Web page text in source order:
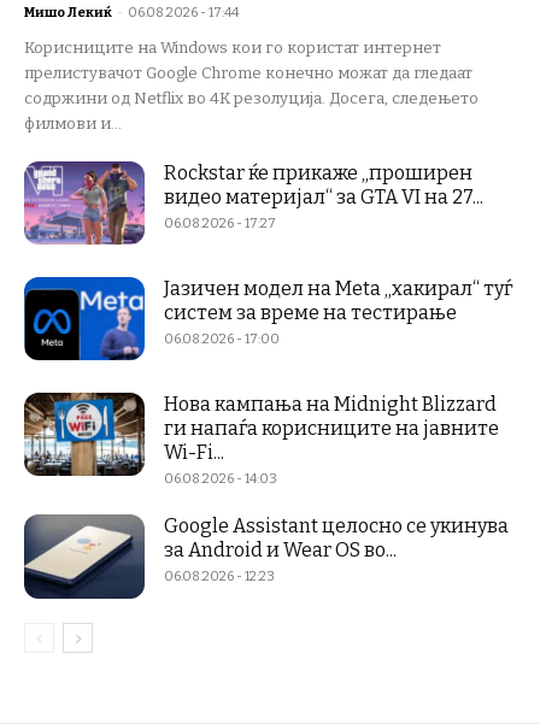
Мишо Лекиќ - 06.08.2026 - 17:44
Корисниците на Windows кои го користат интернет
прелистувачот Google Chrome конечно можат да гледаат
содржини од Netflix во 4K резолуција. Досега, следењето
филмови и...
Rockstar ќе прикаже „проширен
видео материјал“ за GTA VI на 27...
06.08.2026 - 17:27
Јазичен модел на Meta „хакирал“ туѓ
систем за време на тестирање
06.08.2026 - 17:00
Нова кампања на Midnight Blizzard
ги напаѓа корисниците на јавните
Wi-Fi...
06.08.2026 - 14:03
Google Assistant целосно се укинува
за Android и Wear OS во...
06.08.2026 - 12:23